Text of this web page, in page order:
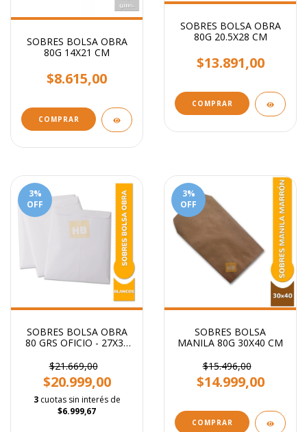
SOBRES BOLSA OBRA
80G 14X21 CM
$8.615,00
COMPRAR
SOBRES BOLSA OBRA
80G 20.5X28 CM
$13.891,00
COMPRAR
3%
OFF
SOBRES BOLSA OBRA
80 GRS OFICIO - 27X37
$21.669,00
$20.999,00
3 cuotas sin interés de
$6.999,67
3%
OFF
SOBRES BOLSA
MANILA 80G 30X40 CM
$15.496,00
$14.999,00
COMPRAR